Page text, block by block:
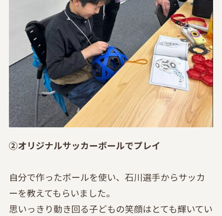
②オリジナルサッカーボールでプレイ
自分で作ったボールを使い、石川選手からサッカ
ーを教えてもらいました。
思いっきり動き回る子どもの笑顔はとても輝いてい